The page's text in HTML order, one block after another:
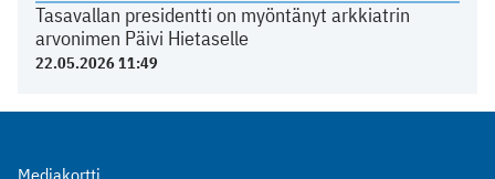
Tasavallan presidentti on myöntänyt arkkiatrin
arvonimen Päivi Hietaselle
22.05.2026 11:49
Mediakortti